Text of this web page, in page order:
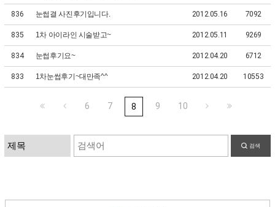
836 눈썹결 사진후기입니다. 2012.05.16 7092
835 1차 아이라인 시술받고~ 2012.05.11 9269
834 눈썹후기요~ 2012.04.20 6712
833 1차눈썹후기~대만족^^ 2012.04.20 10553
6 7 8 9 10
검색